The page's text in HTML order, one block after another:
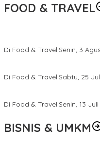
FOOD & TRAVEL
Di Food & Travel|Senin, 3
Di Food & Travel|Sabtu, 25
Di Food & Travel|Senin, 13
BISNIS & UMKM